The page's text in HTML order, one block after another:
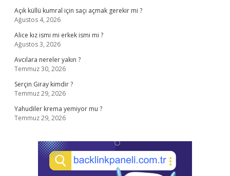
Açık küllü kumral için saçı açmak gerekir mi ?
Ağustos 4, 2026
Alice kız ismi mi erkek ismi mi ?
Ağustos 3, 2026
Avcılara nereler yakın ?
Temmuz 30, 2026
Serçin Giray kimdir ?
Temmuz 29, 2026
Yahudiler krema yemiyor mu ?
Temmuz 29, 2026